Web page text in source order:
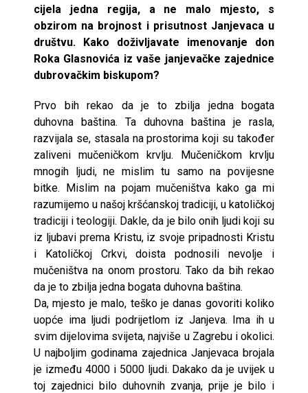
cijela jedna regija, a ne malo mjesto, s
obzirom na brojnost i prisutnost Janjevaca u
društvu. Kako doživljavate imenovanje don
Roka Glasnovića iz vaše janjevačke zajednice
dubrovačkim biskupom?
Prvo bih rekao da je to zbilja jedna bogata
duhovna baština. Ta duhovna baština je rasla,
razvijala se, stasala na prostorima koji su također
zaliveni mučeničkom krvlju. Mučeničkom krvlju
mnogih ljudi, ne mislim tu samo na povijesne
bitke. Mislim na pojam mučeništva kako ga mi
razumijemo u našoj kršćanskoj tradiciji, u katoličkoj
tradiciji i teologiji. Dakle, da je bilo onih ljudi koji su
iz ljubavi prema Kristu, iz svoje pripadnosti Kristu
i Katoličkoj Crkvi, doista podnosili nevolje i
mučeništva na onom prostoru. Tako da bih rekao
da je to zbilja jedna bogata duhovna baština.
Da, mjesto je malo, teško je danas govoriti koliko
uopće ima ljudi podrijetlom iz Janjeva. Ima ih u
svim dijelovima svijeta, najviše u Zagrebu i okolici.
U najboljim godinama zajednica Janjevaca brojala
je između 4000 i 5000 ljudi. Dakako da je uvijek u
toj zajednici bilo duhovnih zvanja, prije je bilo i